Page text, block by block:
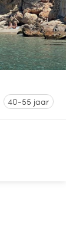
40-55 jaar